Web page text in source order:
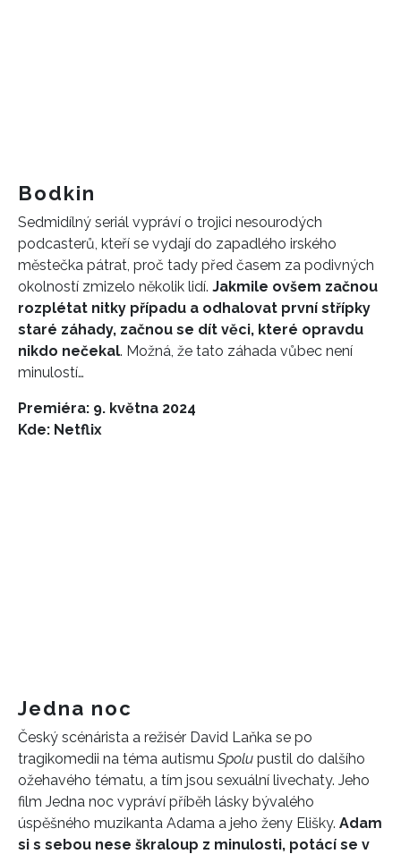
Bodkin
Sedmidílný seriál vypráví o trojici nesourodých
podcasterů, kteří se vydají do zapadlého irského
městečka pátrat, proč tady před časem za podivných
okolností zmizelo několik lidí. Jakmile ovšem začnou
rozplétat nitky případu a odhalovat první střípky
staré záhady, začnou se dít věci, které opravdu
nikdo nečekal. Možná, že tato záhada vůbec není
minulostí…
Premiéra: 9. května 2024
Kde: Netflix
Jedna noc
Český scénárista a režisér David Laňka se po
tragikomedii na téma autismu Spolu pustil do dalšího
ožehavého tématu, a tím jsou sexuální livechaty. Jeho
film Jedna noc vypráví příběh lásky bývalého
úspěšného muzikanta Adama a jeho ženy Elišky. Adam
si s sebou nese škraloup z minulosti, potácí se v